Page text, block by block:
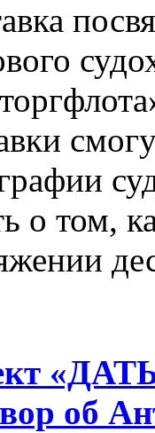
о том,
об